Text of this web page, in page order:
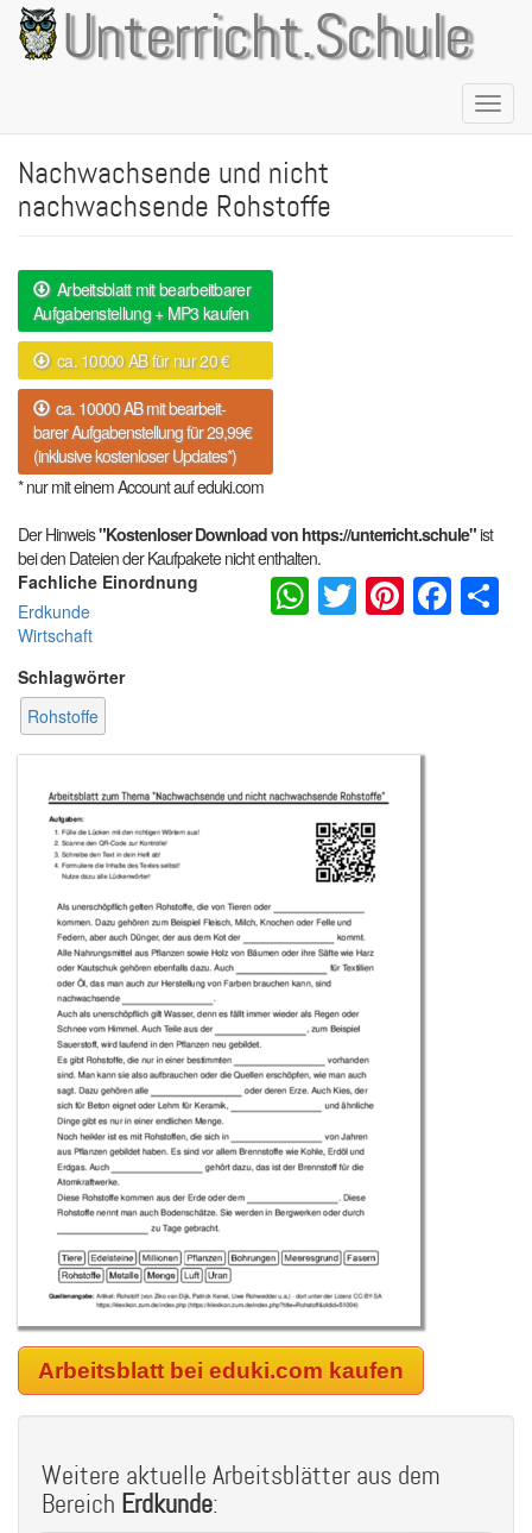
Direkt
zum
Inhalt
Unterricht.Schule
Nachwachsende und nicht
nachwachsende Rohstoffe
Arbeitsblatt mit bearbeitbarer
Aufgabenstellung + MP3 kaufen
ca. 10000 AB für nur 20 €
ca. 10000 AB mit bearbeit-
barer Aufgabenstellung für 29,99€
(inklusive kostenloser Updates*)
* nur mit einem Account auf eduki.com
Der Hinweis"Kostenloser Download von https://unterricht.schule"ist
bei den Dateien der Kaufpakete nicht enthalten.
Fachliche Einordnung
Erdkunde
Wirtschaft
Schlagwörter
Rohstoffe
WhatsApp
Twitter
Arbeitsblatt bei eduki.com kaufen
Weitere aktuelle Arbeitsblätter aus dem
Bereich Erdkunde: